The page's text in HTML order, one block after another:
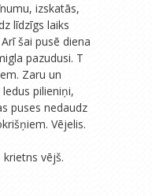
izskatās,
līdzīgs laiks
šai pusē diena
pazudusi. T
Zaru un
pilieniņi,
puses nedaudz
Vējelis.
krietns vējš.